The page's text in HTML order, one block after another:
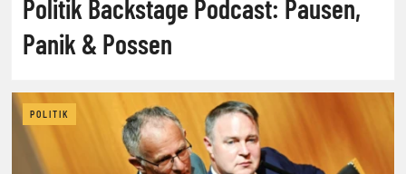
Politik Backstage Podcast: Pausen,
Panik & Possen
POLITIK